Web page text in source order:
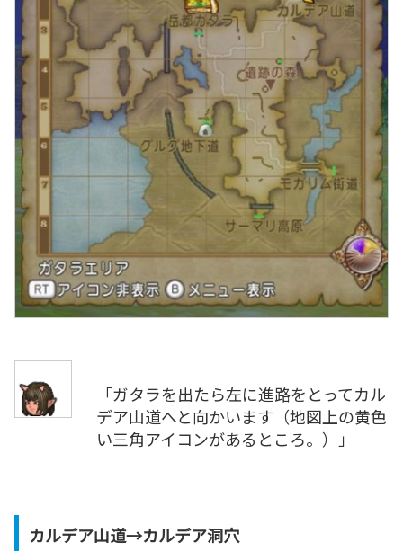
「ガタラを出たら左に進路をとってカル
デア山道へと向かいます（地図上の黄色
い三角アイコンがあるところ。）」
カルデア山道→カルデア洞穴